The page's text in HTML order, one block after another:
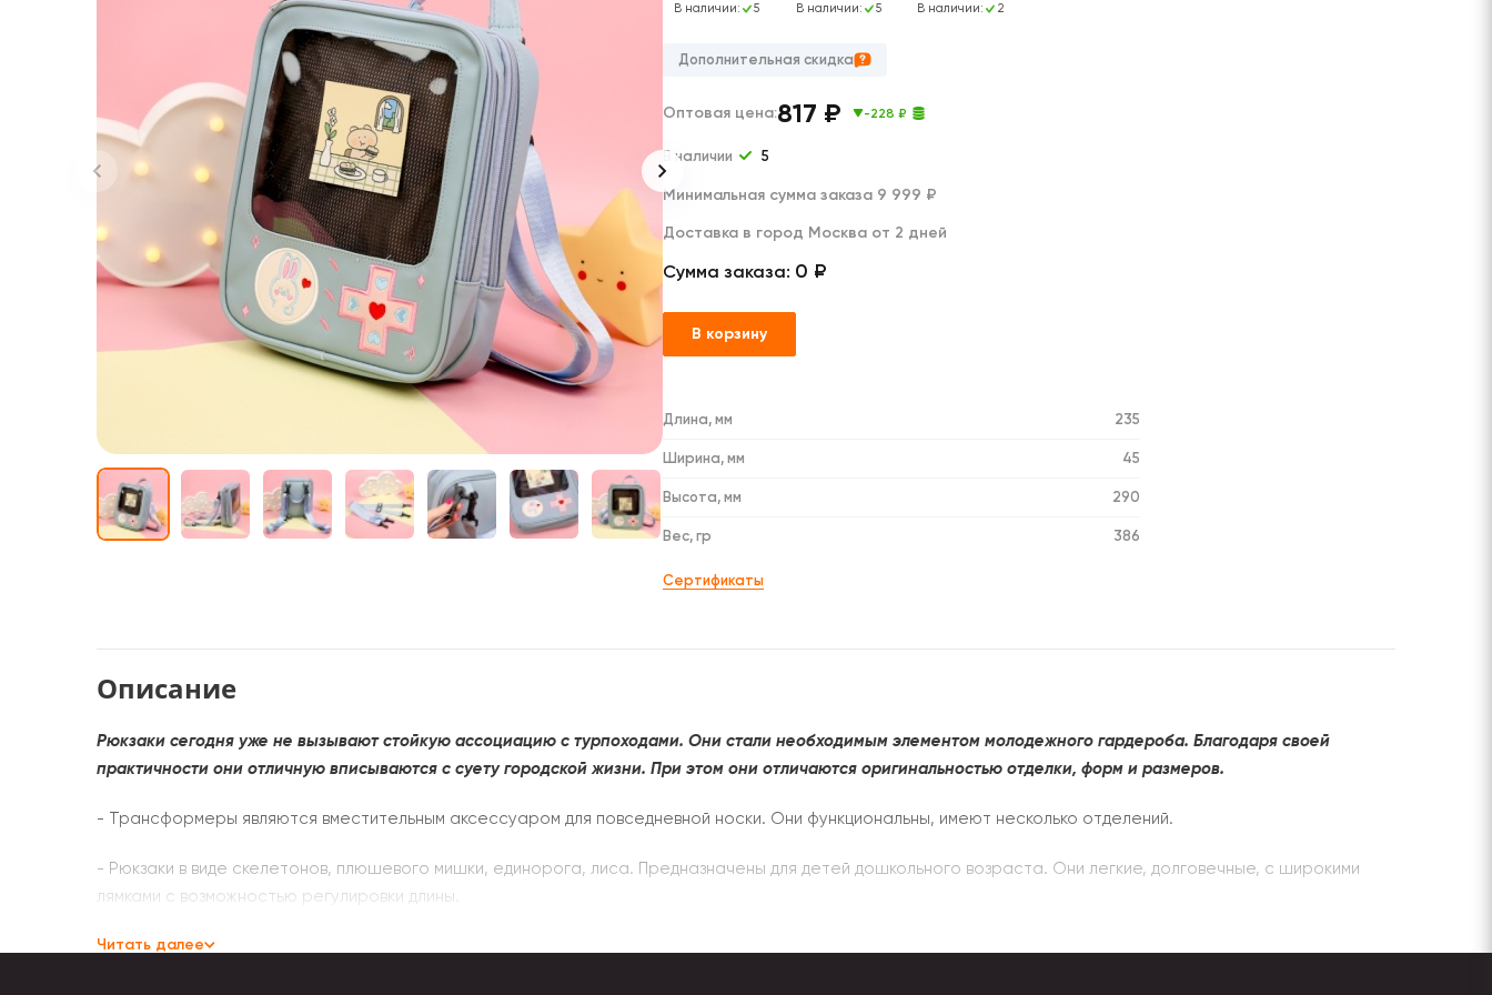
В наличии: 5 В наличии: 5 В наличии: 2
Дополнительная скидка
Оптовая цена:817 ₽ -228 ₽
В наличии 5
Минимальная сумма заказа 9 999 ₽
Доставка в город Москва от 2 дней
Сумма заказа: 0 ₽
В корзину
Длина, мм 235
Ширина, мм 45
Высота, мм 290
Вес, гр 386
Сертификаты
Описание
Рюкзаки сегодня уже не вызывают стойкую ассоциацию с турпоходами. Они стали необходимым элементом молодежного гардероба. Благодаря своей
практичности они отличную вписываются с суету городской жизни. При этом они отличаются оригинальностью отделки, форм и размеров.
- Трансформеры являются вместительным аксессуаром для повседневной носки. Они функциональны, имеют несколько отделений.
- Рюкзаки в виде скелетонов, плюшевого мишки, единорога, лиса. Предназначены для детей дошкольного возраста. Они легкие, долговечные, с широкими
лямками с возможностью регулировки длины.
- Рюкзаки-торбы не имеют жестких элементов каркаса. Клапан завязывается шнурком.
Читать далее